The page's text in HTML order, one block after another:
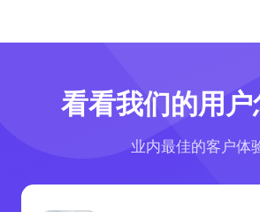
看看我们的用
业内最佳的客户体